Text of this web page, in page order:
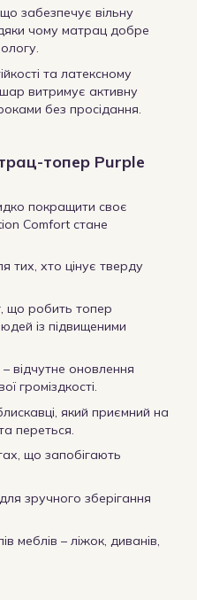
забезпечує вільну
чому матрац добре
та латексному
витримує активну
без просідання.
топер Purple
покращити своє
Comfort стане
тих, хто цінує тверду
що робить топер
із підвищеними
відчутне оновлення
громіздкості.
який приємний на
переться.
що запобігають
зручного зберігання
меблів – ліжок, диванів,